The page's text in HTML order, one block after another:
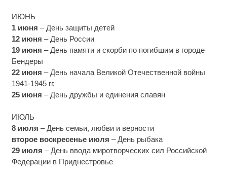
ИЮНЬ
1 июня – День защиты детей
12 июня – День России
19 июня – День памяти и скорби по погибшим в городе
Бендеры
22 июня – День начала Великой Отечественной войны
1941-1945 гг.
25 июня – День дружбы и единения славян
ИЮЛЬ
8 июля – День семьи, любви и верности
второе воскресенье июля – День рыбака
29 июля – День ввода миротворческих сил Российской
Федерации в Приднестровье